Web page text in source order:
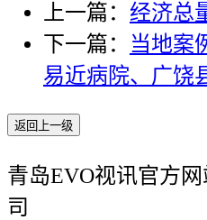
上一篇： 经济总
下一篇：
当地案
易近病院、广饶
返回上一级
青岛EVO视讯官方
司